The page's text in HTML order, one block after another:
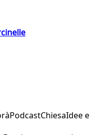
PodcastChiesaIdee e